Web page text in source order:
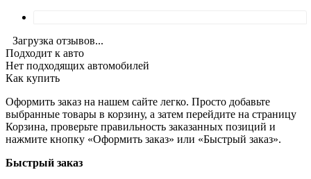
Загрузка отзывов...
Подходит к авто
Нет подходящих автомобилей
Как купить
Оформить заказ на нашем сайте легко. Просто добавьте
выбранные товары в корзину, а затем перейдите на страницу
Корзина, проверьте правильность заказанных позиций и
нажмите кнопку «Оформить заказ» или «Быстрый заказ».
Быстрый заказ